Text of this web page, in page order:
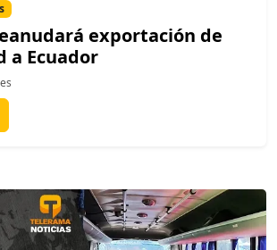
exportación de
a Ecuador